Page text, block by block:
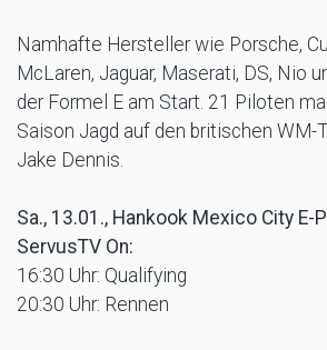
Namhafte Hersteller wie Porsche,
McLaren, Jaguar, Maserati, DS, Nio
der Formel E am Start. 21 Piloten
Saison Jagd auf den britischen
Jake Dennis.
Sa., 13.01., Hankook Mexico City E-
ServusTV On:
16:30 Uhr: Qualifying
20:30 Uhr: Rennen